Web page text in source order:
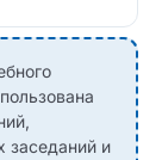
заседаний и